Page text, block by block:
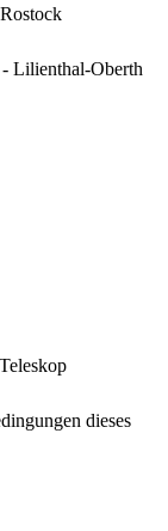
Lilienthal-Oberth
dieses